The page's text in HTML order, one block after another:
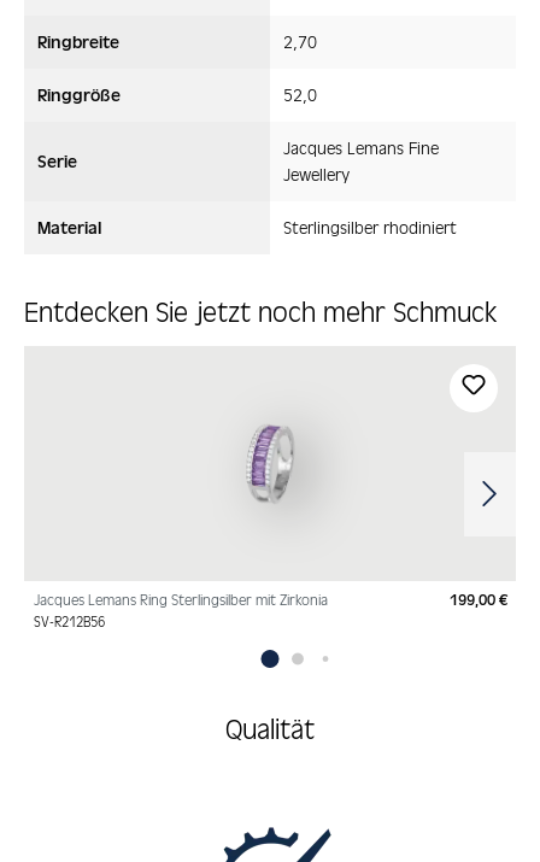
Ringbreite 2,70
Ringgröße 52,0
Serie
Jacques Lemans Fine
Jewellery
Material Sterlingsilber rhodiniert
Entdecken Sie jetzt noch mehr Schmuck
Jacques Lemans Ring Sterlingsilber mit Zirkonia
SV-R212B56
199,00 €
Qualität